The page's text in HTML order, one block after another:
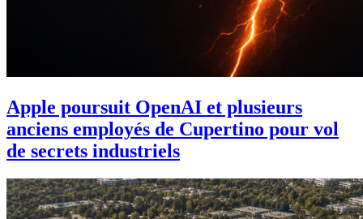
Apple poursuit OpenAI et plusieurs
anciens employés de Cupertino pour vol
de secrets industriels